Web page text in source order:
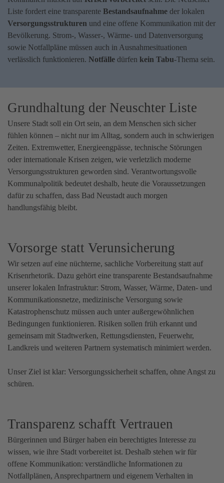
Liste fordert eine transparente Bestandsaufnahme der lokalen
Versorgungsstrukturen und eine offene Kommunikation mit der
Bevölkerung. Strom-, Wasser-, Wärme- und Datenversorgung
sowie Notfallpläne müssen auch in Ausnahmesituationen
verlässlich funktionieren. Notfälle dürfen kein Tabu-Thema sein.
Grundhaltung der Neuschter Liste
Unsere Stadt soll ein Ort sein, an dem Menschen sich sicher
fühlen können – nicht nur im Alltag, sondern auch in schwierigen
Zeiten. Extremwetter, Energieengpässe, technische Störungen
oder internationale Krisen zeigen, wie verletzlich moderne
Versorgungsstrukturen geworden sind. Verantwortungsvolle
Kommunalpolitik bedeutet deshalb, heute die Voraussetzungen
dafür zu schaffen, dass Bad Neustadt auch morgen
handlungsfähig bleibt.
Vorsorge statt Verunsicherung
Wir setzen auf eine nüchterne, sachliche Vorbereitung statt auf
Krisenrhetorik. Dazu gehört eine transparente Bestandsaufnahme
unserer lokalen Infrastruktur: Strom, Wasser, Wärme, Daten- und
Kommunikationsnetze, medizinische Versorgung sowie
Katastrophenschutz müssen auch unter außergewöhnlichen
Bedingungen funktionieren. Risiken sollen früh erkannt und
gemeinsam mit Stadtwerken, Rettungsdiensten, Feuerwehr,
Landkreis und weiteren Partnern systematisch minimiert werden.
Unser Ziel ist klar: Versorgungssicherheit schaffen, ohne Angst zu
schüren.
Transparenz schafft Vertrauen
Bürgerinnen und Bürger haben ein berechtigtes Interesse zu
wissen, wie ihre Stadt vorbereitet ist. Deshalb stehen wir für
offene Kommunikation: verständliche Informationen zu
Notfallplänen, Ansprechpartnern und eigenem Verhalten in